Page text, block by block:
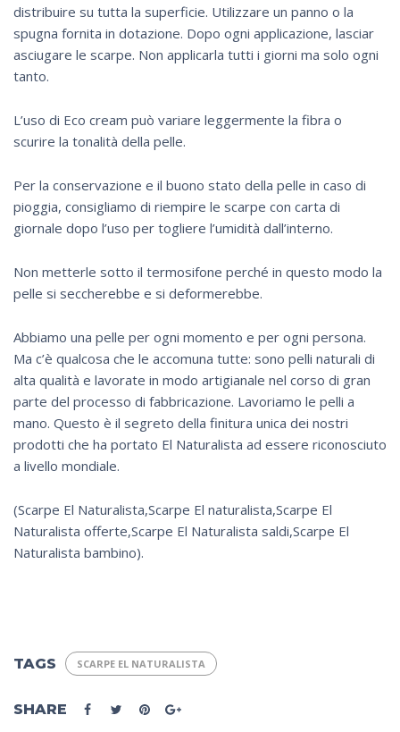
distribuire su tutta la superficie. Utilizzare un panno o la
spugna fornita in dotazione. Dopo ogni applicazione, lasciar
asciugare le scarpe. Non applicarla tutti i giorni ma solo ogni
tanto.
L’uso di Eco cream può variare leggermente la fibra o
scurire la tonalità della pelle.
Per la conservazione e il buono stato della pelle in caso di
pioggia, consigliamo di riempire le scarpe con carta di
giornale dopo l’uso per togliere l’umidità dall’interno.
Non metterle sotto il termosifone perché in questo modo la
pelle si seccherebbe e si deformerebbe.
Abbiamo una pelle per ogni momento e per ogni persona.
Ma c’è qualcosa che le accomuna tutte: sono pelli naturali di
alta qualità e lavorate in modo artigianale nel corso di gran
parte del processo di fabbricazione. Lavoriamo le pelli a
mano. Questo è il segreto della finitura unica dei nostri
prodotti che ha portato El Naturalista ad essere riconosciuto
a livello mondiale.
(Scarpe El Naturalista,Scarpe El naturalista,Scarpe El
Naturalista offerte,Scarpe El Naturalista saldi,Scarpe El
Naturalista bambino).
TAGS SCARPE EL NATURALISTA
SHARE